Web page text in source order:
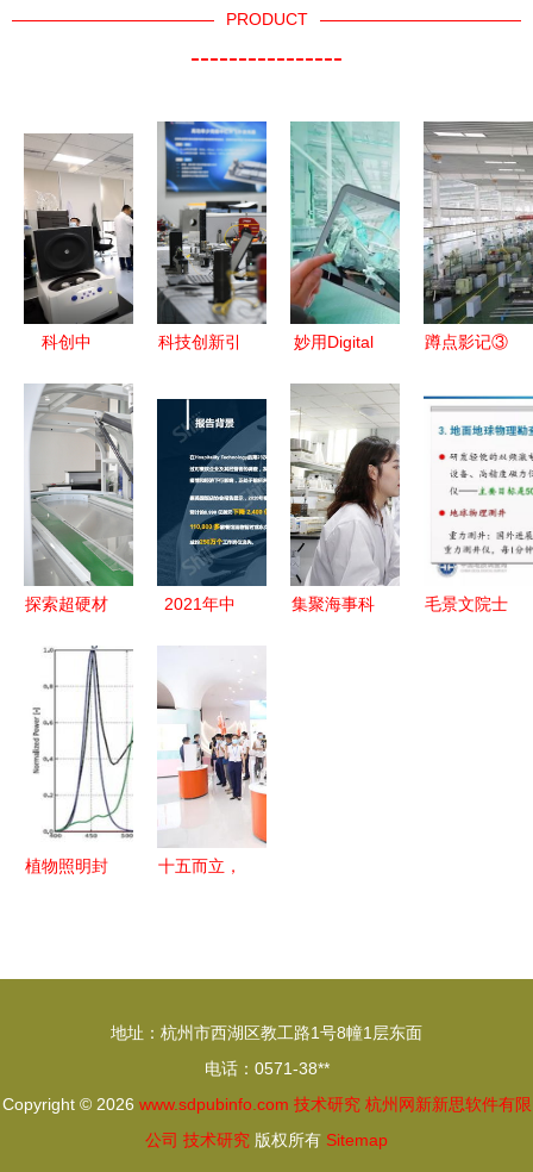
PRODUCT
----------------
科创中
| 志道生物
专注蛋白质
研究，
从“独创技
术”到“全球
领跑”
科技创新引
量发展 技
术研究驱动
区域崛起
妙用Digital
合，驱动智
能制造升级
转型 技术
研究与实践
路径
蹲点影记③
为何这么
难？一
项“突破”就
需要十几年
探索超硬材
站式移动应
用平台引领
行业新潮流
2021年中
术发展研究
报告 以石
基信息为例
的软件解决
析
集聚海事科
毛景文院士
植物照明封
十五而立，
地址：杭州市西湖区教工路1号8幢1层东面
电话：0571-38**
Copyright © 2026 www.sdpubinfo.com 技术研究 杭州网新新思软件有限
公司 技术研究 版权所有 Sitemap